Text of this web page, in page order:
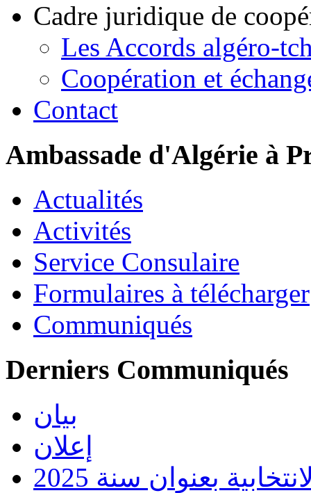
Cadre juridique de
Les Accords algéro-
Coopération et
Contact
Ambassade d'Algérie à
Actualités
Activités
Service Consulaire
Formulaires à télécharger
Communiqués
Derniers Communiqués
بيان
إعلان
بعنوان سنة 2025